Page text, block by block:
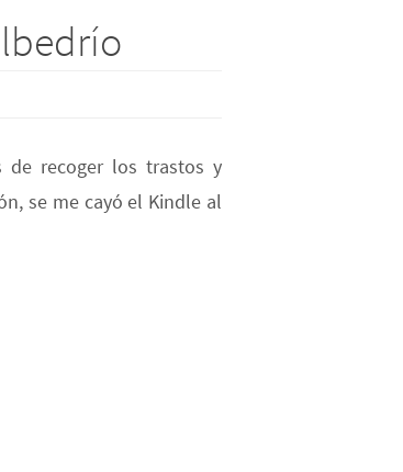
recoger los trastos y
se me cayó el Kindle al